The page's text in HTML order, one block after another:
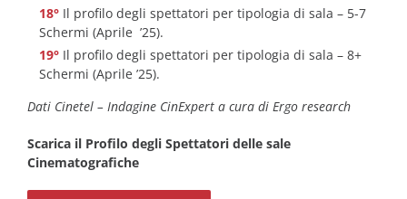
Il profilo degli spettatori per tipologia di sala – 5-7
Schermi (Aprile ’25).
Il profilo degli spettatori per tipologia di sala – 8+
Schermi (Aprile ’25).
Dati Cinetel – Indagine CinExpert a cura di Ergo research
Scarica il Profilo degli Spettatori delle sale
Cinematografiche